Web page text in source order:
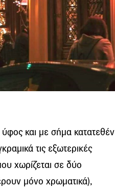
και με σήμα κατατεθέν
τις εξωτερικές
χωρίζεται σε δύο
μόνο χρωματικά),